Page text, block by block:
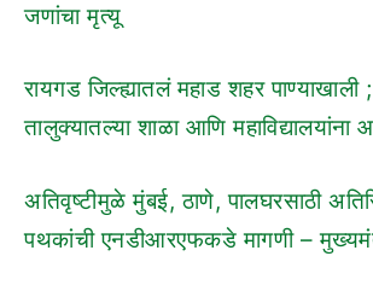
जणांचा मृत्यू
रायगड जिल्ह्यातलं महाड शहर पाण्याखाली
तालुक्यातल्या शाळा आणि
अतिवृष्टीमुळे मुंबई, ठाणे, पालघरसाठी
पथकांची एनडीआरएफकडे मागणी –